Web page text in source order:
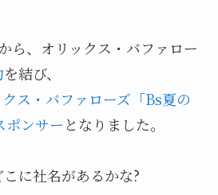
ら、オリックス・バファロー
を結び、
ス・バファローズ「Bs夏の
ポンサー となりました。
に社名があるかな?